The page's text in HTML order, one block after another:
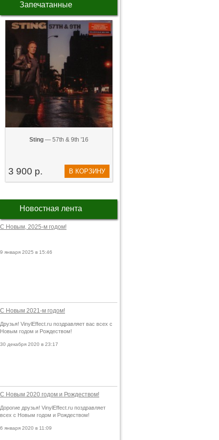
Запечатанные
Sting — 57th & 9th '16
3 900 р. В КОРЗИНУ
Новостная лента
С Новым, 2025-м годом!
9 января 2025 в 15:46
С Новым 2021-м годом!
Друзья! VinylEffect.ru поздравляет вас всех с
Новым годом и Рождеством!
30 декабря 2020 в 23:17
С Новым 2020 годом и Рождеством!
Дорогие друзья! VinylEffect.ru поздравляет
всех с Новым годом и Рождеством!
6 января 2020 в 11:09